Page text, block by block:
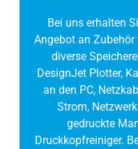
Bei uns erhalten
Angebot an
diverse
DesignJet Plotter,
an den PC,
Strom,
gedruckte
Druckkopfreiniger.